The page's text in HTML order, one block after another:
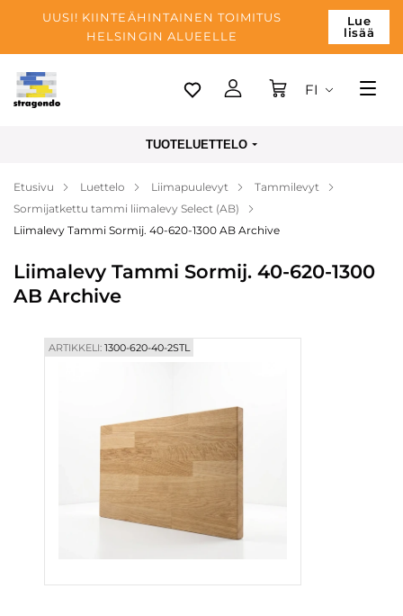
UUSI! KIINTEÄHINTAINEN TOIMITUS
HELSINGIN ALUEELLE
Lue
lisää
Tallinn
Maksu
Yrityksen
Blogi
Yhteystiedot
FI
TUOTELUETTELO
Etusivu Luettelo Liimapuulevyt
Tammilevyt
Sormijatkettu tammi liimalevy Select (AB)
Liimalevy Tammi Sormij. 40-620-1300 AB Archive
Liimalevy Tammi Sormij. 40-620-1300
AB Archive
ARTIKKELI:1300-620-40-2STL